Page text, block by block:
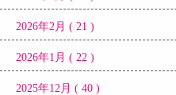
2026年2月 ( 21 )
2026年1月 ( 22 )
2025年12月 ( 40 )